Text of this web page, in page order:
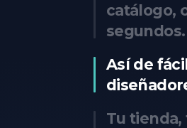
catálogo,
segundos.
Así de
Tu tienda,